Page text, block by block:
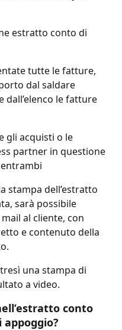
estratto conto di
tutte le fatture,
dal saldare
dall’elenco le fatture
gli acquisti o le
partner in questione
stampa dell’estratto
sarà possibile
al cliente, con
e contenuto della
una stampa di
a video.
conto